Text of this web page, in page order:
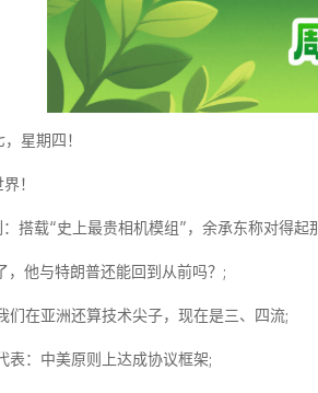
星期四！
！
搭载“史上最贵相机模组”，余承东称对得起
，他与特朗普还能回到从前吗？;
们在亚洲还算技术尖子，现在是三、四流;
表：中美原则上达成协议框架;